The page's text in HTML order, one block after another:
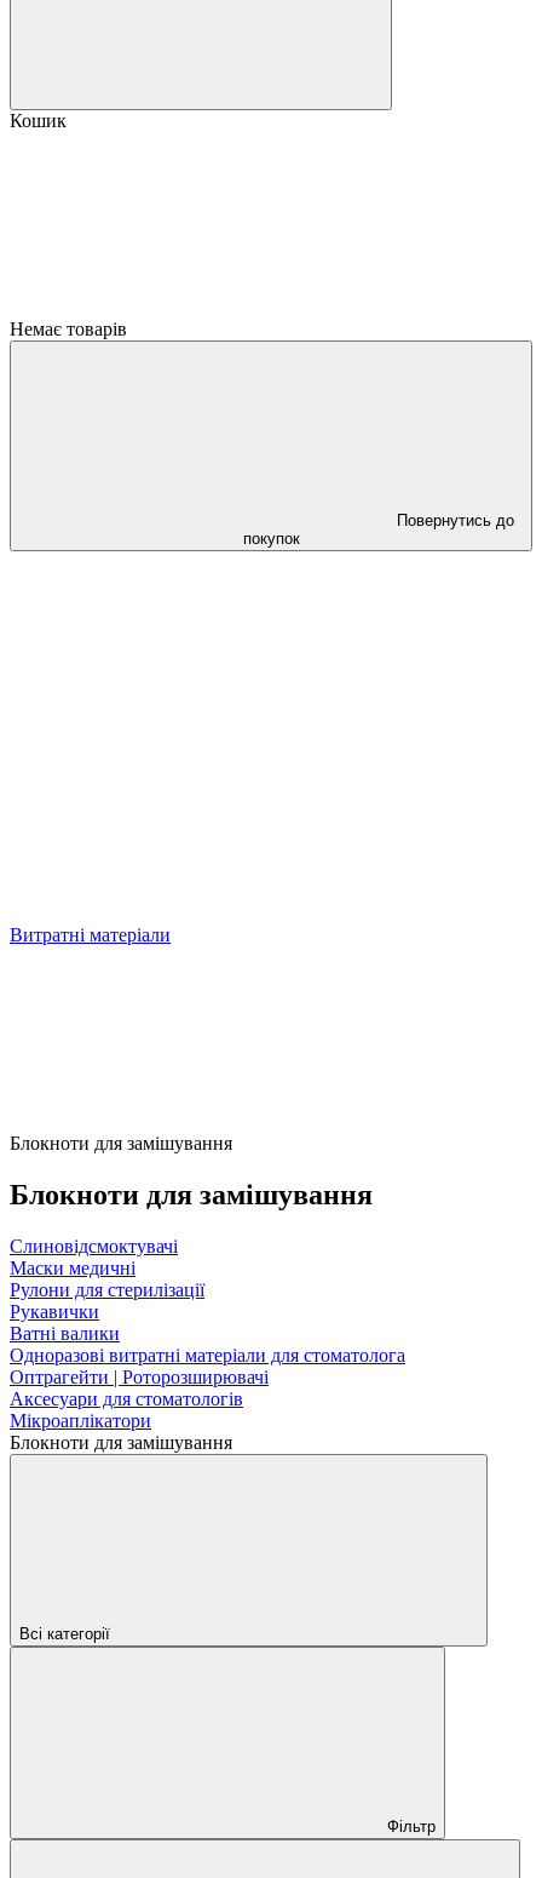
Кошик
Немає товарів
Повернутись до
покупок
Витратні матеріали
Блокноти для замішування
Блокноти для замішування
Слиновідсмоктувачі
Маски медичні
Рулони для стерилізації
Рукавички
Ватні валики
Одноразові витратні матеріали для стоматолога
Оптрагейти | Роторозширювачі
Аксесуари для стоматологів
Мікроаплікатори
Блокноти для замішування
Всі категорії
Фільтр